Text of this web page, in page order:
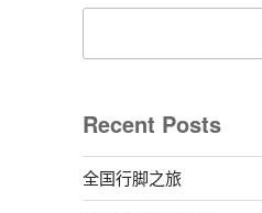
Recent Posts
全国行脚之旅